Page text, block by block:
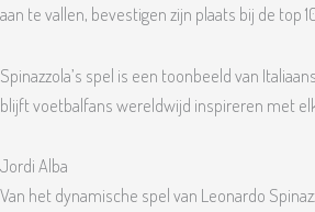
aan te vallen, bevestigen zijn plaats bij de top
Spinazzola’s spel is een toonbeeld van
blijft voetbalfans wereldwijd inspireren met
Jordi Alba
Van het dynamische spel van Leonardo